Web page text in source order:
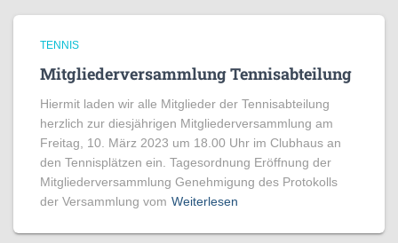
TENNIS
Mitgliederversammlung Tennisabteilung
Hiermit laden wir alle Mitglieder der Tennisabteilung
herzlich zur diesjährigen Mitgliederversammlung am
Freitag, 10. März 2023 um 18.00 Uhr im Clubhaus an
den Tennisplätzen ein. Tagesordnung Eröffnung der
Mitgliederversammlung Genehmigung des Protokolls
der Versammlung vom Weiterlesen